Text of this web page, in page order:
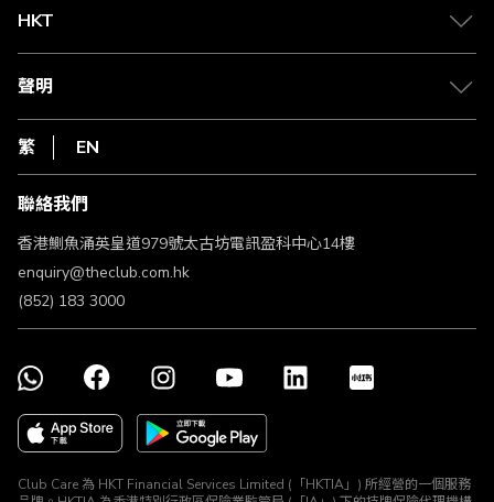
Club Shopping 商品領取站
常見問題
HKT
csl.
1010
HKT
聲明
私隱聲明
使用條款
條款及細則
不歧視及不騷擾聲明
認可牌照及通告
繁 EN
聯絡我們
香港鰂魚涌英皇道979號太古坊電訊盈科中心14樓
enquiry@theclub.com.hk
(852) 183 3000
Club Care 為 HKT Financial Services Limited (「HKTIA」) 所經營的一個服務